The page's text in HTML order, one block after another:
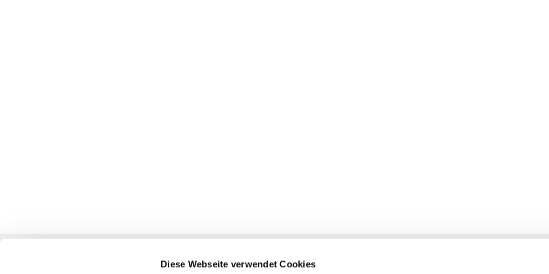
Diese Webseite verwendet Cookies
Oberbarnim-Nikolai / Wriezen-Oderland / Altglietzen-Oderberg